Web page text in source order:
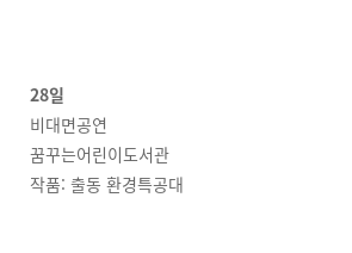
28일
비대면공연
꿈꾸는어린이도서관
작품: 출동 환경특공대